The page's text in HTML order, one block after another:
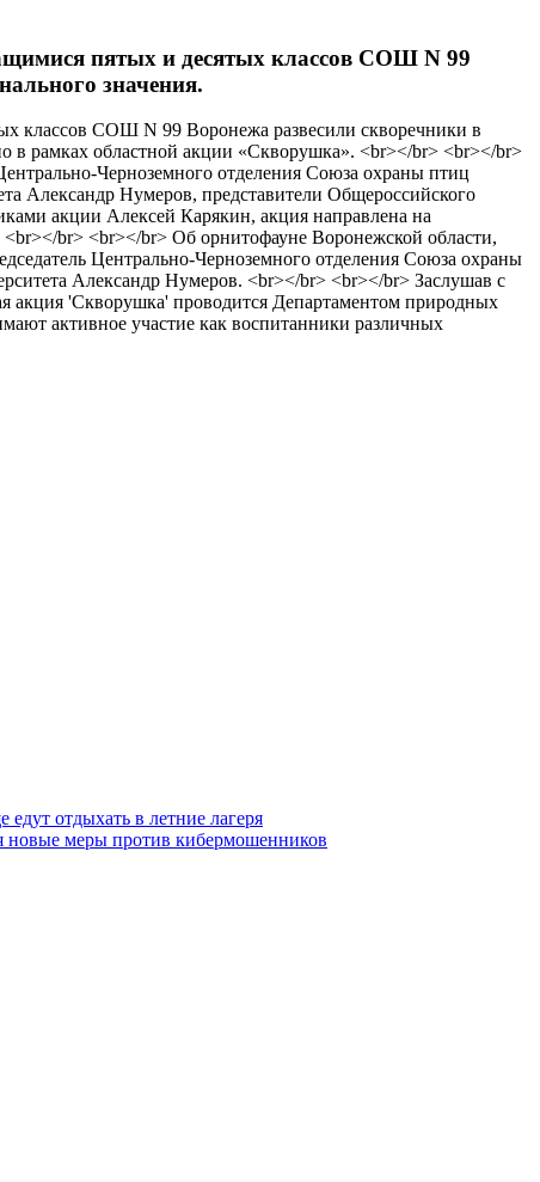
пятых и десятых классов СОШ N 99
значения.
классов СОШ N 99 Воронежа развесили скворечники в
в рамках областной акции «Скворушка». <br></br> <br></br>
Черноземного отделения Союза охраны птиц
Александр Нумеров, представители Общероссийского
акции Алексей Карякин, акция направлена на
br> <br></br> Об орнитофауне Воронежской области,
Центрально-Черноземного отделения Союза охраны
Александр Нумеров. <br></br> <br></br> Заслушав с
акция 'Скворушка' проводится Департаментом природных
активное участие как воспитанники различных
отдыхать в летние лагеря
новые меры против кибермошенников